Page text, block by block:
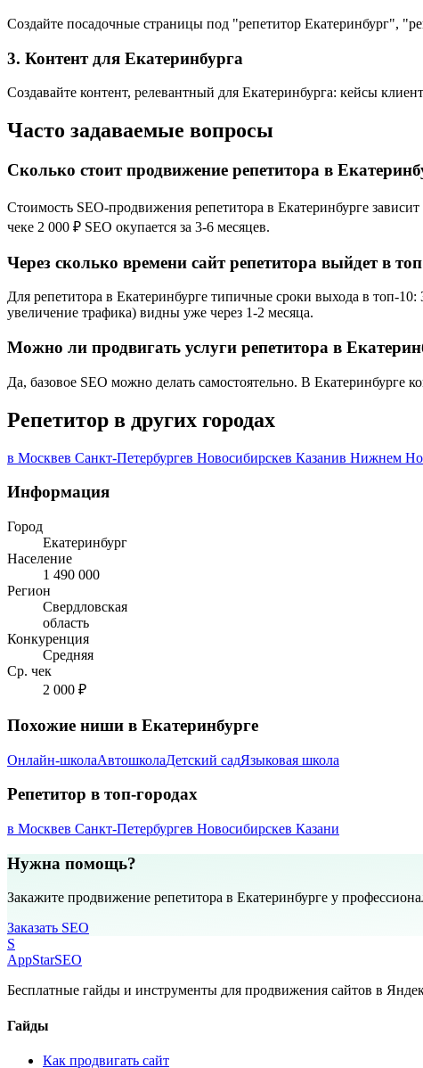
Создайте посадочные страницы под "репетитор Екатеринбург",
3. Контент для Екатеринбурга
Создавайте контент, релевантный для Екатеринбурга: кейсы
Часто задаваемые вопросы
Сколько стоит продвижение репетитора в
Стоимость SEO-продвижения репетитора в Екатеринбурге
чеке 2 000 ₽ SEO окупается за 3-6 месяцев.
Через сколько времени сайт репетитора выйдет в
Для репетитора в Екатеринбурге типичные сроки выхода в топ-
увеличение трафика) видны уже через 1-2 месяца.
Можно ли продвигать услуги репетитора в
Да, базовое SEO можно делать самостоятельно. В Екатеринбурге
Репетитор в других городах
в Москвев Санкт-Петербургев Новосибирскев Казанив Нижнем
Информация
Город
Екатеринбург
Население
1 490 000
Регион
Свердловская
область
Конкуренция
Средняя
Ср. чек
2 000 ₽
Похожие ниши в Екатеринбурге
Онлайн-школаАвтошколаДетский садЯзыковая школа
Репетитор в топ-городах
в Москвев Санкт-Петербургев Новосибирскев Казани
Нужна помощь?
Закажите продвижение репетитора в Екатеринбурге у
Заказать SEO
S
AppStarSEO
Бесплатные гайды и инструменты для продвижения сайтов в
Гайды
Как продвигать сайт